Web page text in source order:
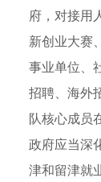
府，对接用
新创业大赛
事业单位、
招聘、海外
队核心成员
政府应当深
津和留津就